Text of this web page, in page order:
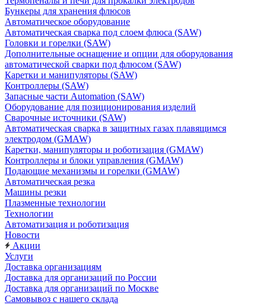
Бункеры для хранения флюсов
Автоматическое оборудование
Автоматическая сварка под слоем флюса (SAW)
Головки и горелки (SAW)
Дополнительные оснащение и опции для оборудования
автоматической сварки под флюсом (SAW)
Каретки и манипуляторы (SAW)
Контроллеры (SAW)
Запасные части Automation (SAW)
Оборудование для позиционирования изделий
Сварочные источники (SAW)
Автоматическая сварка в защитных газах плавящимся
электродом (GMAW)
Каретки, манипуляторы и роботизация (GMAW)
Контроллеры и блоки управления (GMAW)
Подающие механизмы и горелки (GMAW)
Автоматическая резка
Машины резки
Плазменные технологии
Технологии
Автоматизация и роботизация
Новости
Акции
Услуги
Доставка организациям
Доставка для организаций по России
Доставка для организаций по Москве
Самовывоз с нашего склада